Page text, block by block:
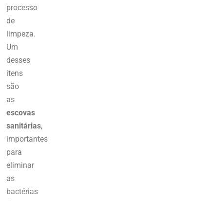
processo
de
limpeza.
Um
desses
itens
são
as
escovas
sanitárias,
importantes
para
eliminar
as
bactérias